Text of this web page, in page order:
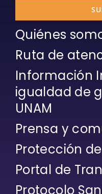
Quiénes
Ruta de
Información
igualdad de
UNAM
Prensa y
Protección
Portal de
Protocolo